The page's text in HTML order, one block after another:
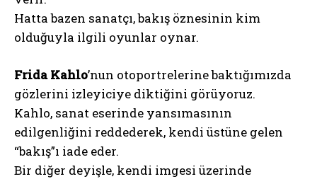
Hatta bazen sanatçı, bakış öznesinin kim
olduğuyla ilgili oyunlar oynar.
Frida Kahlo’nun otoportrelerine baktığımızda
gözlerini izleyiciye diktiğini görüyoruz.
Kahlo, sanat eserinde yansımasının
edilgenliğini reddederek, kendi üstüne gelen
“bakış”ı iade eder.
Bir diğer deyişle, kendi imgesi üzerinde